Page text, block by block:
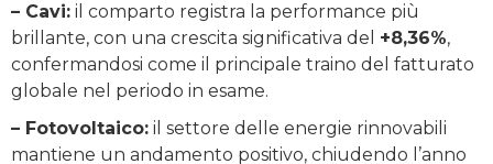
– Cavi: il comparto registra la performance più
brillante, con una crescita significativa del +8,36%,
confermandosi come il principale traino del fatturato
globale nel periodo in esame.
– Fotovoltaico: il settore delle energie rinnovabili
mantiene un andamento positivo, chiudendo l’anno